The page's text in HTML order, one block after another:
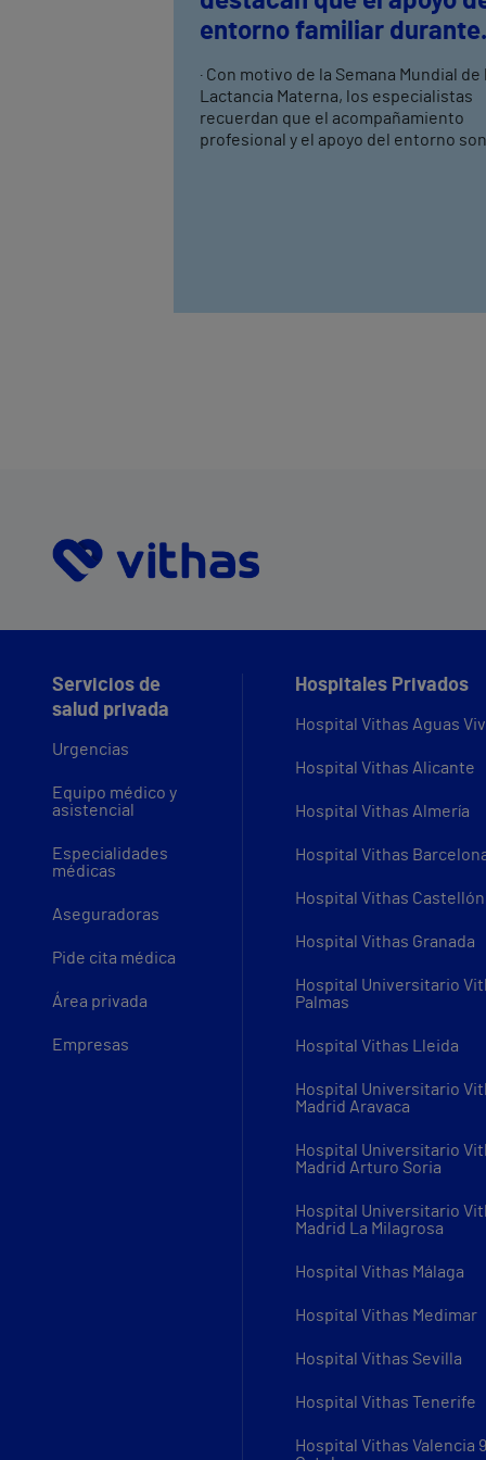
entorno familiar durante
clave para el éxito de la
lactancia materna
· Con motivo de la Semana Mundial de
Lactancia Materna, los especialistas
recuerdan que el acompañamiento
profesional y el apoyo del entorno son
Servicios de
salud privada
Urgencias
Equipo médico y
asistencial
Especialidades
médicas
Aseguradoras
Pide cita médica
Área privada
Empresas
Hospitales Privados
Hospital Vithas Aguas
Hospital Vithas Alicante
Hospital Vithas Almería
Hospital Vithas
Hospital Vithas Castellón
Hospital Vithas Granada
Hospital Universitario
Palmas
Hospital Vithas Lleida
Hospital Universitario
Madrid Aravaca
Hospital Universitario
Madrid Arturo Soria
Hospital Universitario
Madrid La Milagrosa
Hospital Vithas Málaga
Hospital Vithas Medimar
Hospital Vithas Sevilla
Hospital Vithas Tenerife
Hospital Vithas Valencia